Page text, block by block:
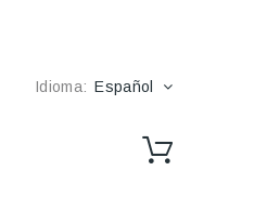
Idioma: Español